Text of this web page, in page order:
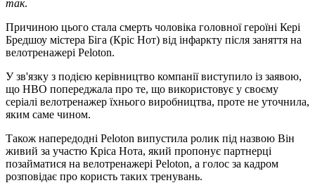
так.
Причиною цього стала смерть чоловіка головної героїні Кері
Бредшоу містера Біга (Кріс Нот) від інфаркту після заняття на
велотренажері Peloton.
У зв'язку з подією керівництво компанії виступило із заявою,
що HBO попереджала про те, що використовує у своєму
серіалі велотренажер їхнього виробництва, проте не уточнила,
яким саме чином.
Також напередодні Peloton випустила ролик під назвою Він
живий за участю Кріса Нота, який пропонує партнерці
позайматися на велотренажері Peloton, а голос за кадром
розповідає про користь таких тренувань.